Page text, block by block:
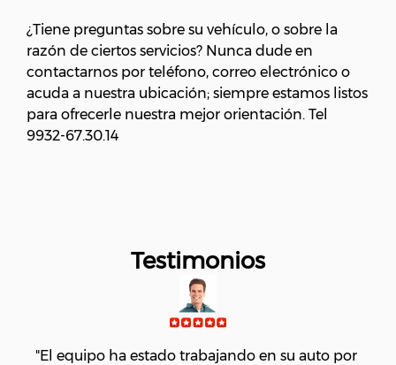
¿Tiene preguntas sobre su vehículo, o sobre la
razón de ciertos servicios? Nunca dude en
contactarnos por teléfono, correo electrónico o
acuda a nuestra ubicación; siempre estamos listos
para ofrecerle nuestra mejor orientación. Tel
9932-67.30.14
Testimonios
"El equipo ha estado trabajando en su auto por